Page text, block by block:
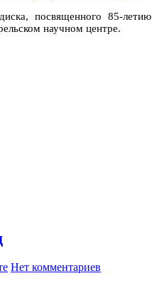
посвященного 85-летию
научном центре.
Нет комментариев